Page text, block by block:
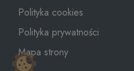
Polityka cookies
Polityka prywatności
Mapa strony